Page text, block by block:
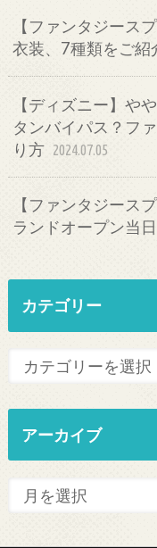
【ファンタジース
衣装、7種類をご紹
【ディズニー】や
タンバイパス？フ
り方 2024.07.05
【ファンタジース
ランドオープン当
カテゴリー
アーカイブ